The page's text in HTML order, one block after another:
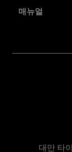
매뉴얼
대만 타